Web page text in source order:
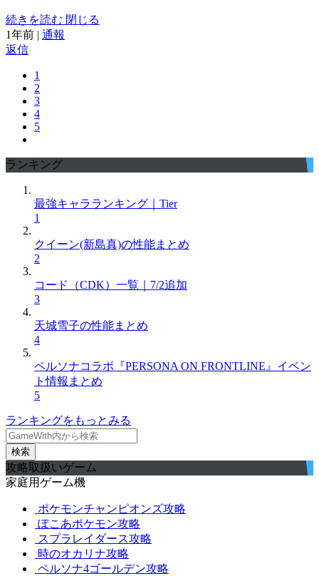
続きを読む 閉じる
1年前 | 通報
返信
1
2
3
4
5
ランキング
最強キャラランキング｜Tier
1
クイーン(新島真)の性能まとめ
2
コード（CDK）一覧｜7/2追加
3
天城雪子の性能まとめ
4
ペルソナコラボ『PERSONA ON FRONTLINE』イベン
ト情報まとめ
5
ランキングをもっとみる
検索
攻略取扱いゲーム
家庭用ゲーム機
ポケモンチャンピオンズ攻略
ぽこあポケモン攻略
スプラレイダース攻略
時のオカリナ攻略
ペルソナ4ゴールデン攻略